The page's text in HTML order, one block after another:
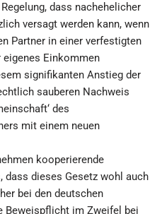
dass nachehelicher
versagt werden kann, wenn
Partner in einer verfestigten
Einkommen
signifikanten Anstieg der
sauberen Nachweis
des
mit einem neuen
kooperierende
dass dieses Gesetz wohl auch
bei den deutschen
Beweispflicht im Zweifel bei